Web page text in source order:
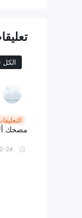
أخرى ،
حول
مع
يتيح
الكل
مضحك
24